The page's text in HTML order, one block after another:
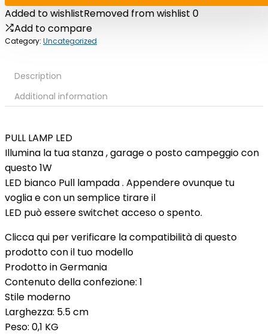
Added to wishlistRemoved from wishlist 0
Add to compare
Category: Uncategorized
Description
Additional information
PULL LAMP LED
Illumina la tua stanza , garage o posto campeggio con
questo 1W
LED bianco Pull lampada . Appendere ovunque tu
voglia e con un semplice tirare il
LED può essere switchet acceso o spento.
Clicca qui per verificare la compatibilità di questo
prodotto con il tuo modello
Prodotto in Germania
Contenuto della confezione: 1
Stile moderno
Larghezza: 5.5 cm
Peso: 0,1 KG